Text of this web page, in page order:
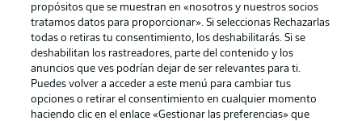
Publicidad Aviso legal
Gestionar las preferencias Declaracion de privacidad
Canales Trabajos
Jugadores Condiciones de uso
propósitos que se muestran en «nosotros y nuestros socios
tratamos datos para proporcionar». Si seleccionas Rechazarlas
todas o retiras tu consentimiento, los deshabilitarás. Si se
deshabilitan los rastreadores, parte del contenido y los
anuncios que ves podrían dejar de ser relevantes para ti.
Puedes volver a acceder a este menú para cambiar tus
opciones o retirar el consentimiento en cualquier momento
haciendo clic en el enlace «Gestionar las preferencias» que